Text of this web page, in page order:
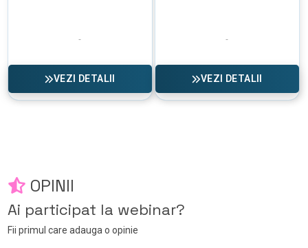
VEZI DETALII VEZI DETALII
OPINII
Ai participat la webinar?
Fii primul care adauga o opinie